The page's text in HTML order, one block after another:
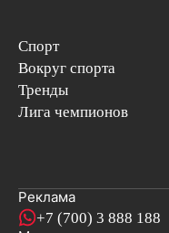
Спорт
Вокруг спорта
Тренды
Лига чемпионов
Реклама
+7 (700) 3 888 188